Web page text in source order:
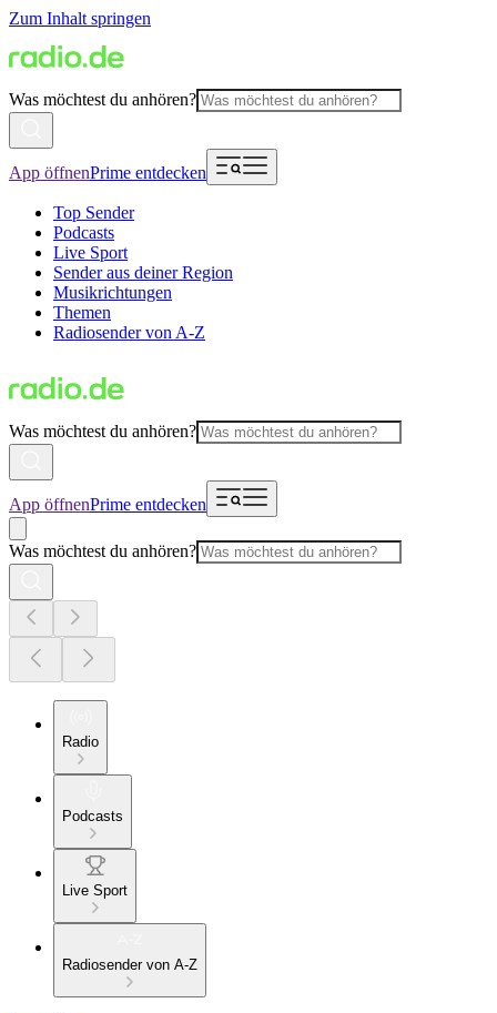
Zum Inhalt springen
Was möchtest du anhören?
App öffnenPrime entdecken
Top Sender
Podcasts
Live Sport
Sender aus deiner Region
Musikrichtungen
Themen
Radiosender von A-Z
Was möchtest du anhören?
App öffnenPrime entdecken
Was möchtest du anhören?
Radio
Podcasts
Live Sport
Radiosender von A-Z